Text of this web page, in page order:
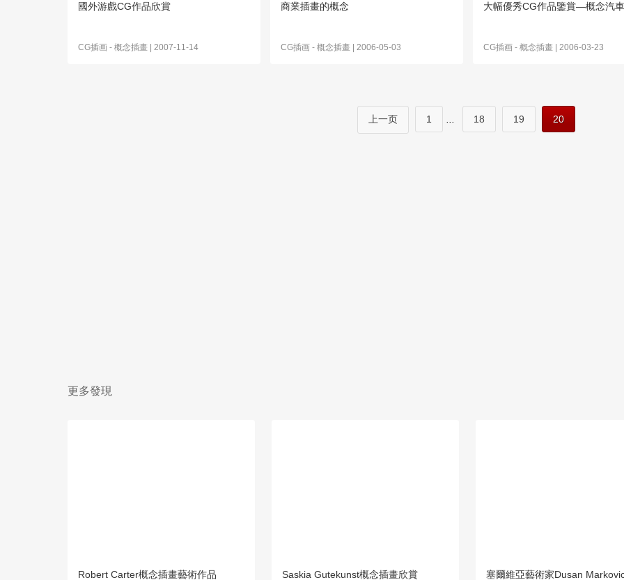
國外游戲CG作品欣賞
CG插画 - 概念插畫 | 2007-11-14
商業插畫的概念
CG插画 - 概念插畫 | 2006-05-03
大幅優秀CG作品鑒賞—概念汽車
CG插画 - 概念插畫 | 2006-03-23
上一页 1 18 19 20
更多發現
Robert Carter概念插畫藝術作品 Saskia Gutekunst概念插畫欣賞 塞爾維亞藝術家Dusan